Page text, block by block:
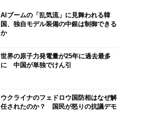
AIブームの「乱気流」に見舞われる韓
国、独自モデル装備の中銀は制御できる
か
世界の原子力発電量が25年に過去最多
に 中国が単独でけん引
ウクライナのフェドロウ国防相はなぜ解
任されたのか？ 国民が怒りの抗議デモ